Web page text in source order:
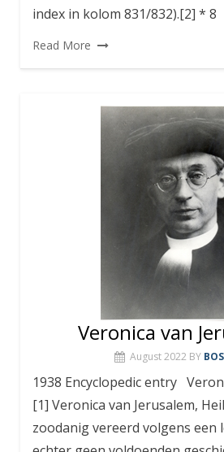
index in kolom 831/832).[2] * 8
Read More
Veronica van
August 2022 BY
1938 Encyclopedic entry
[1] Veronica van Jerusalem,
zoodanig vereerd volgens een